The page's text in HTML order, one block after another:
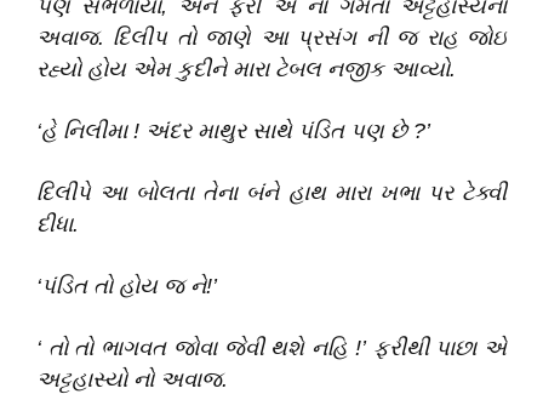
પણ સંભળાયો,
અને ફરી એ ના ગમતા અટ્ટહાસ્યનો
અવાજ. દિલીપ તો જાણે આ પ્રસંગ ની જ રાહ જોઇ
રહ્યો હોય એમ કુદીને મારા ટેબલ નજીક આવ્યો.
‘હે નિલીમા ! અંદર માથુર સાથે પંડિત પણ છે ?’
દિલીપે આ બોલતા તેના બંને હાથ મારા ખભા પર ટેક્વી
દીધા.
‘પંડિત તો હોય જ ને!’
‘ તો તો ભાગવત જોવા જેવી થશે નહિ !’ફરીથી પાછા એ
અટ્ટહાસ્યો નો અવાજ.